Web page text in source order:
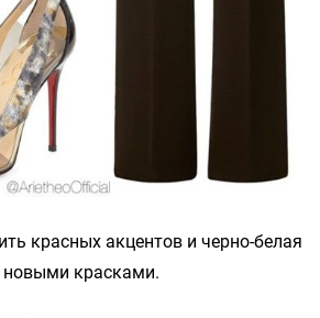
красных акцентов и черно-белая
новыми красками.